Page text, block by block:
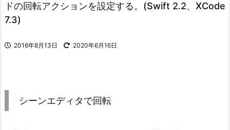
ドの回転アクションを設定する。(Swift 2.2、XCode
7.3)
2016年8月13日 2020年6月16日
シーンエディタで回転